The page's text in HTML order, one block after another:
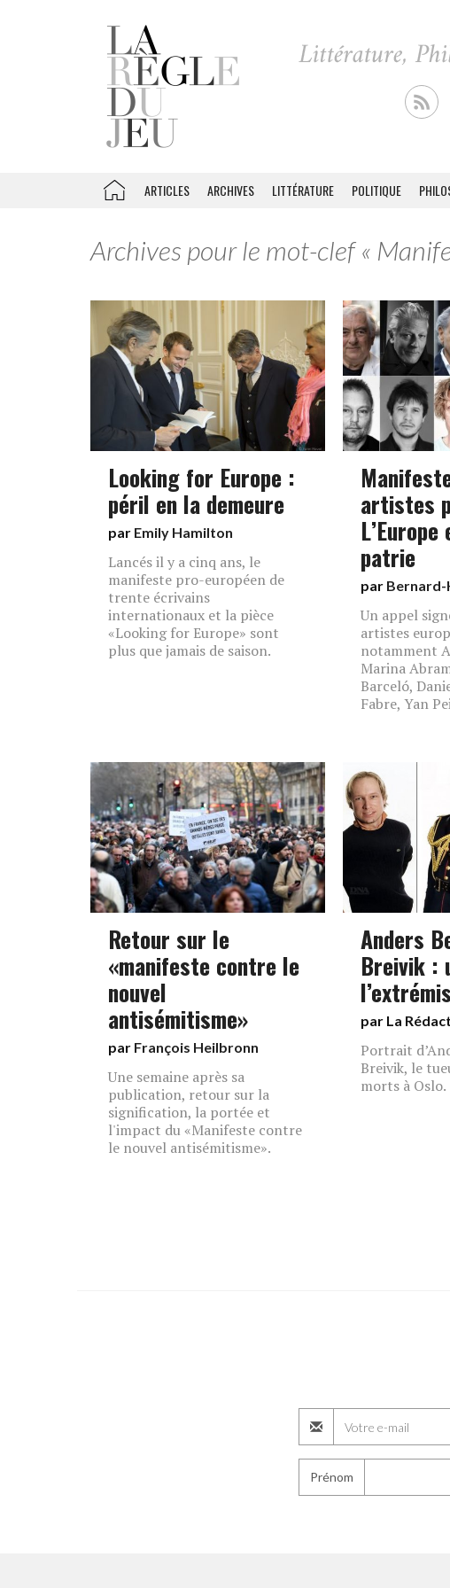
ARTICLES ARCHIVES LITTÉRATURE POLITIQUE
Archives pour le mot-clef «
Looking for Europe :
péril en la demeure
par Emily Hamilton
Lancés il y a cinq ans, le
manifeste pro-européen de
trente écrivains
internationaux et la pièce
«Looking for Europe» sont
plus que jamais de saison.
artistes
patrie
par Bernard-
Un appel
artistes
notamment
Marina
Barceló,
Fabre, Yan
Retour sur le
«manifeste contre le
nouvel
antisémitisme»
par François Heilbronn
Une semaine après sa
publication, retour sur la
signification, la portée et
l'impact du «Manifeste contre
le nouvel antisémitisme».
Anders
Breivik :
par La
Portrait
Breivik, le
morts à Oslo.
Prénom